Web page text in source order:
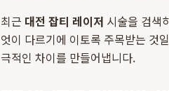
최근 대전 잡티 레이저 시술을 검색
엇이 다르기에 이토록 주목받는 것
극적인 차이를 만들어냅니다.